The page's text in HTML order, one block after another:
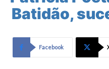
Batidão,
Facebook